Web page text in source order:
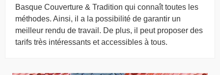
Basque Couverture & Tradition qui connaît toutes les
méthodes. Ainsi, il a la possibilité de garantir un
meilleur rendu de travail. De plus, il peut proposer des
tarifs très intéressants et accessibles à tous.